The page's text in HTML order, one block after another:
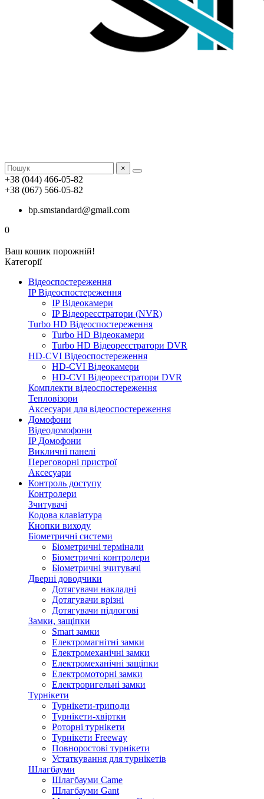
×
+38 (044) 466-05-82
+38 (067) 566-05-82
bp.smstandard@gmail.com
0
Ваш кошик порожній!
Категорії
Відеоспостереження
IP Відеоспостереження
IP Відеокамери
IP Відеореєстратори (NVR)
Turbo HD Відеоспостереження
Turbo HD Відеокамери
Turbo HD Відеореєстратори DVR
HD-CVI Відеоспостереження
HD-CVI Відеокамери
HD-CVI Відеореєстратори DVR
Комплекти відеоспостереження
Тепловізори
Аксесуари для відеоспостереження
Домофони
Відеодомофони
IP Домофони
Викличні панелі
Переговорні пристрої
Аксесуари
Контроль доступу
Контролери
Зчитувачі
Кодова клавіатура
Кнопки виходу
Біометричні системи
Біометричні термінали
Біометричні контролери
Біометричні зчитувачі
Дверні доводчики
Дотягувачи накладні
Дотягувачи врізні
Дотягувачи підлогові
Замки, защіпки
Smart замки
Електромагнітні замки
Електромеханічні замки
Електромеханічні защіпки
Електромоторні замки
Електроригельні замки
Турнікети
Турнікети-триподи
Турнікети-хвіртки
Роторні турнікети
Турнікети Freeway
Повноростові турнікети
Устаткування для турнікетів
Шлагбауми
Шлагбауми Came
Шлагбауми Gant